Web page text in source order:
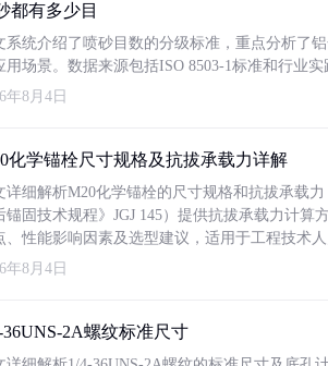
都有多少目
系统介绍了喷砂目数的分级标准，重点分析了
用场景。数据来源包括ISO 8503-1标准和行业
年8月4日
化学锚栓尺寸规格及抗拔承载力详解
详细解析M20化学锚栓的尺寸规格和抗拔承载
锚固技术规程》JGJ 145）提供抗拔承载力计算
、性能影响因素及选型建议，适用于工程技术人
年8月4日
36UNS-2A螺纹标准尺寸